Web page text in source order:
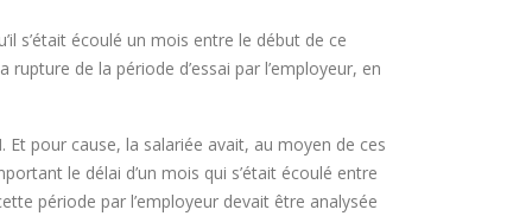
s’était écoulé un mois entre le début de ce
de la période d’essai par l’employeur, en
Et pour cause, la salariée avait, au moyen de ces
le délai d’un mois qui s’était écoulé entre
période par l’employeur devait être analysée